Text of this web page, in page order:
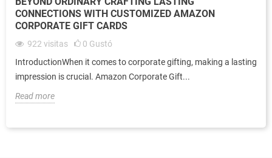
CONNECTIONS WITH CUSTOMIZED AMAZON
CORPORATE GIFT CARDS
922 visitas 0 Gustó
IntroductionWhen it comes to corporate gifting, making a lasting
impression is crucial. Amazon Corporate Gift...
Read more